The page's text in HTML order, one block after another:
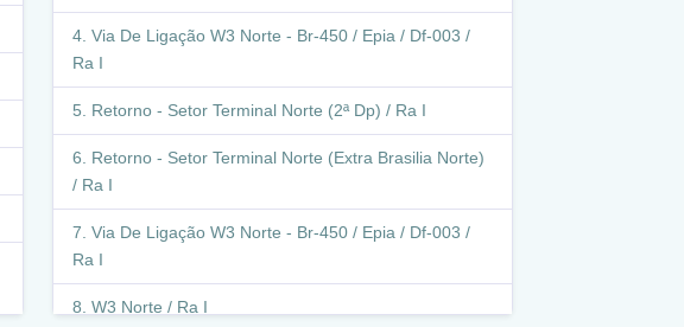
Via De Ligação W3 Norte - Br-450 / Epia / Df-003 /
Ra I
Retorno - Setor Terminal Norte (2ª Dp) / Ra I
Retorno - Setor Terminal Norte (Extra Brasilia Norte)
/ Ra I
Via De Ligação W3 Norte - Br-450 / Epia / Df-003 /
Ra I
W3 Norte / Ra I